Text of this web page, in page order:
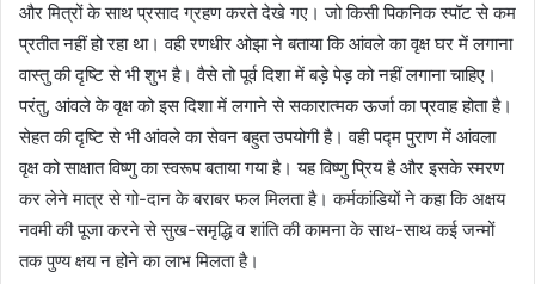
और मित्रों के साथ प्रसाद ग्रहण करते देखे गए। जो किसी पिकनिक स्पॉट से कम
प्रतीत नहीं हो रहा था। वही रणधीर ओझा ने बताया कि आंवले का वृक्ष घर में लगाना
वास्तु की दृष्टि से भी शुभ है। वैसे तो पूर्व दिशा में बड़े पेड़ को नहीं लगाना चाहिए।
परंतु, आंवले के वृक्ष को इस दिशा में लगाने से सकारात्मक ऊर्जा का प्रवाह होता है।
सेहत की दृष्टि से भी आंवले का सेवन बहुत उपयोगी है। वही पद्म पुराण में आंवला
वृक्ष को साक्षात विष्णु का स्वरूप बताया गया है। यह विष्णु प्रिय है और इसके स्मरण
कर लेने मात्र से गो-दान के बराबर फल मिलता है। कर्मकांडियों ने कहा कि अक्षय
नवमी की पूजा करने से सुख-समृद्धि व शांति की कामना के साथ-साथ कई जन्मों
तक पुण्य क्षय न होने का लाभ मिलता है।